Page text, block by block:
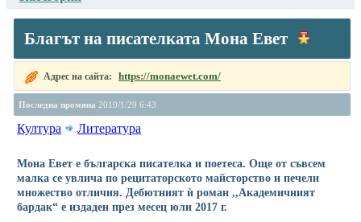
Благът на писателката Мона Евет
Адрес на сайта: https://monaewet.com/
Последна промяна 2019/1/29 6:43
Култура Литература
Мона Евет е българска писателка и поетеса. Още от съвсем
малка се увлича по рецитаторското майсторство и печели
множество отличия. Дебютният ѝ роман ,,Академичният
бардак“ е издаден през месец юли 2017 г.